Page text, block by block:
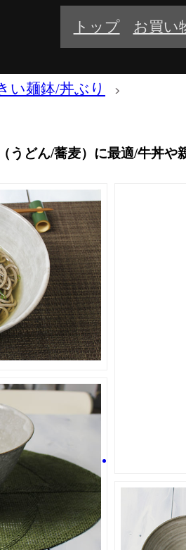
トップ お買い
い麺鉢/丼ぶり
うどん/蕎麦）に最適/牛丼や